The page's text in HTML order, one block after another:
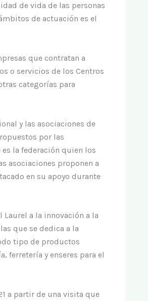
de vida de las personas
de actuación es el
que contratan a
o servicios de los Centros
categorías para
y las asociaciones de
por las
la federación quien los
asociaciones proponen a
en su apoyo durante
Laurel a la innovación a la
que se dedica a la
tipo de productos
ferretería y enseres para el
a partir de una visita que